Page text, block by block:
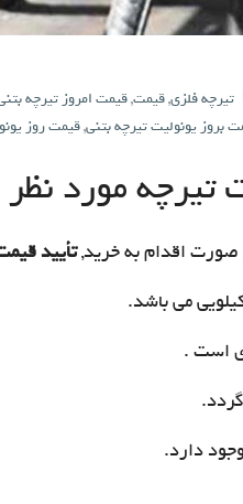
تیرچه فلزی,قیمت,قیمت امروز تیرچه
بروز یونولیت تیرچه بتنی,قیمت روز
تیرچه مورد
صورت اقدام به خرید,تأیید
می باشد.
است .
دارد.